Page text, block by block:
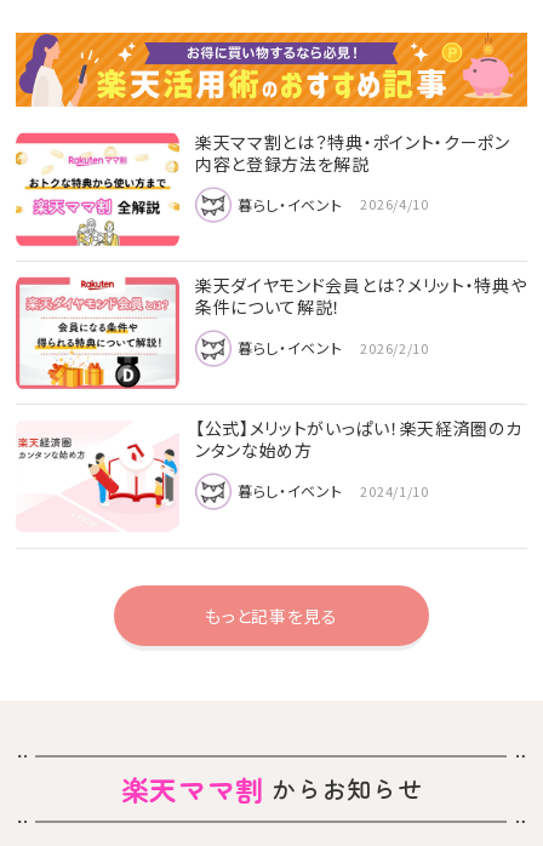
楽天ママ割とは？特典・ポイント・クーポン
内容と登録方法を解説
暮らし・イベント 2026/4/10
楽天ダイヤモンド会員とは？メリット・特典や
条件について解説！
暮らし・イベント 2026/2/10
【公式】メリットがいっぱい！楽天経済圏のカ
ンタンな始め方
暮らし・イベント 2024/1/10
もっと記事を見る
楽天ママ割 からお知らせ